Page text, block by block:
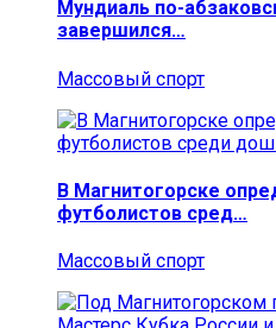
Мундиаль по-
завершился…
Массовый спорт
В Магнитогорске
футболистов сред…
Массовый спорт